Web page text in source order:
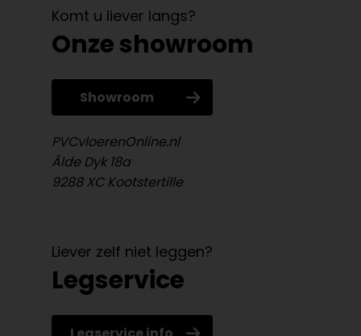
Komt u liever langs?
Onze showroom
Showroom
PVCvloerenOnline.nl
Âlde Dyk 18a
9288 XC Kootstertille
Liever zelf niet leggen?
Legservice